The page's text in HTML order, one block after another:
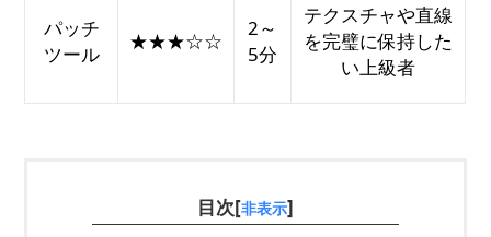
パッチ
ツール
★★★☆☆
2～
5分
テクスチャや直線
を完璧に保持した
い上級者
目次[非表示]